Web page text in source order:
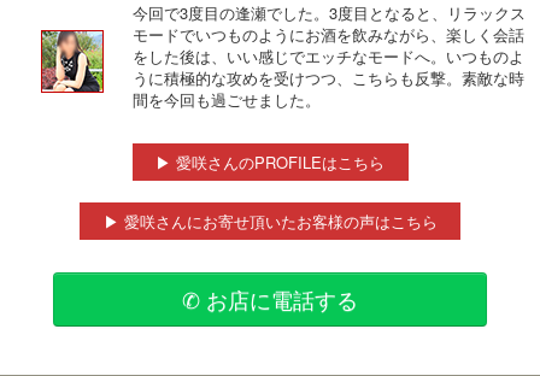
今回で3度目の逢瀬でした。3度目となると、リラックス
モードでいつものようにお酒を飲みながら、楽しく会話
をした後は、いい感じでエッチなモードへ。いつものよ
うに積極的な攻めを受けつつ、こちらも反撃。素敵な時
間を今回も過ごせました。
▶ 愛咲さんのPROFILEはこちら
▶ 愛咲さんにお寄せ頂いたお客様の声はこちら
✆ お店に電話する